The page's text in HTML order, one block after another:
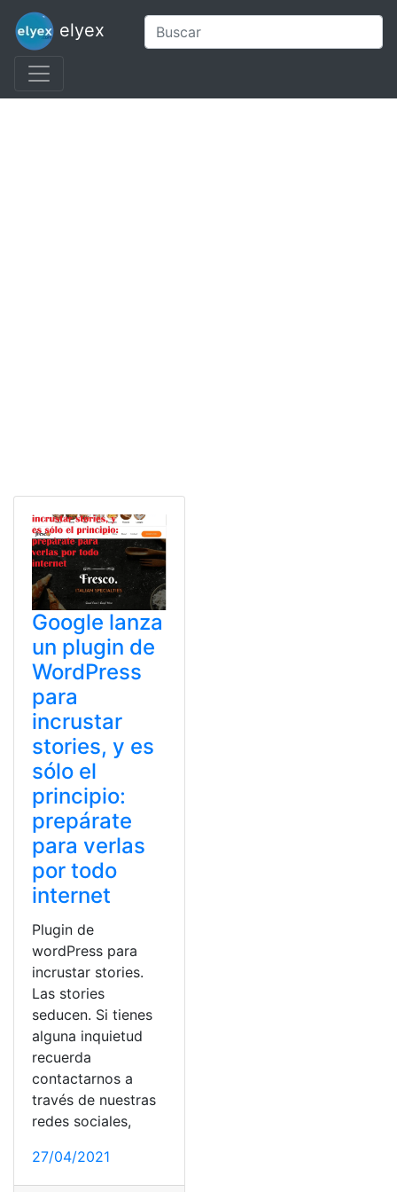
elyex
Google lanza
un plugin de
WordPress
para
incrustar
stories, y es
sólo el
principio:
prepárate
para verlas
por todo
internet
Plugin de
wordPress para
incrustar stories.
Las stories
seducen. Si tienes
alguna inquietud
recuerda
contactarnos a
través de nuestras
redes sociales,
27/04/2021